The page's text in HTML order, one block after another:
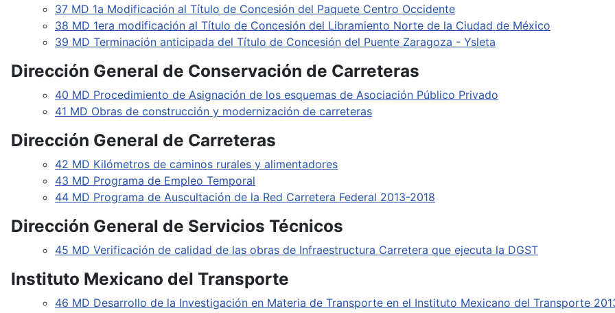
37 MD 1a Modificación al Título de Concesión del Paquete Centro Occidente
38 MD 1era modificación al Título de Concesión del Libramiento Norte de la Ciudad de México
39 MD Terminación anticipada del Título de Concesión del Puente Zaragoza - Ysleta
Dirección General de Conservación de Carreteras
40 MD Procedimiento de Asignación de los esquemas de Asociación Público Privado
41 MD Obras de construcción y modernización de carreteras
Dirección General de Carreteras
42 MD Kilómetros de caminos rurales y alimentadores
43 MD Programa de Empleo Temporal
44 MD Programa de Auscultación de la Red Carretera Federal 2013-2018
Dirección General de Servicios Técnicos
45 MD Verificación de calidad de las obras de Infraestructura Carretera que ejecuta la DGST
Instituto Mexicano del Transporte
46 MD Desarrollo de la Investigación en Materia de Transporte en el Instituto Mexicano del Transporte